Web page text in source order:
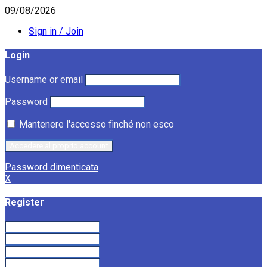
09/08/2026
Sign in / Join
Login
Username or email
Password
Mantenere l'accesso finché non esco
Password dimenticata
X
Register